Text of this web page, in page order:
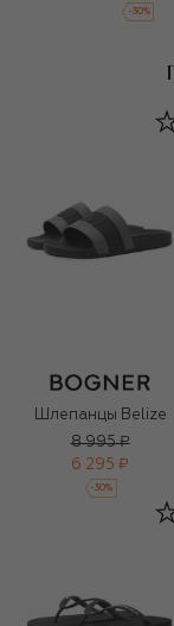
-30%
Шлепанцы Belize
8 995 ₽
6 295 ₽
-30%